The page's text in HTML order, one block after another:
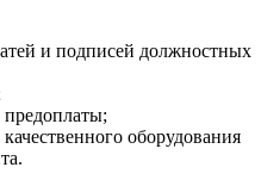
и подписей должностных
предоплаты;
оборудования